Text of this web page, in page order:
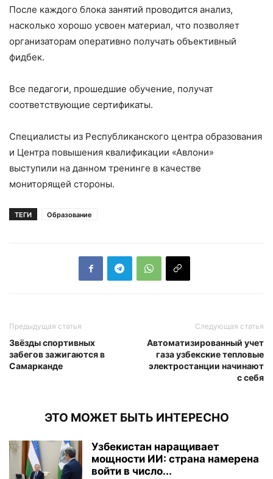
После каждого блока занятий проводится анализ,
насколько хорошо усвоен материал, что позволяет
организаторам оперативно получать объективный
фидбек.
Все педагоги, прошедшие обучение, получат
соответствующие сертификаты.
Специалисты из Республиканского центра образования
и Центра повышения квалификации «Авлони»
выступили на данном тренинге в качестве
мониторящей стороны.
ТЕГИ Образование
Предыдущая статья
Звёзды спортивных
забегов зажигаются в
Самарканде
Следующая статья
Автоматизированный учет
газа узбекские тепловые
электростанции начинают
с себя
ЭТО МОЖЕТ БЫТЬ ИНТЕРЕСНО
Узбекистан наращивает
мощности ИИ: страна намерена
войти в число...